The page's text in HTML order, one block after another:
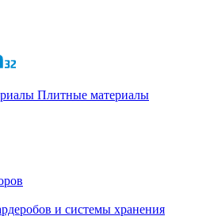
Плитные материалы